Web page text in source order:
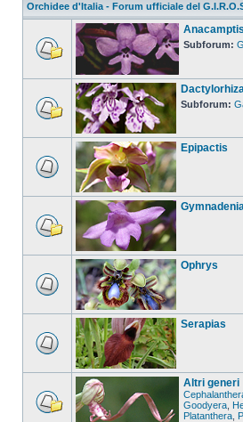
Orchidee d'Italia - Forum ufficiale del
Subforum:
Subforum:
Epipactis
Ophrys
Serapias
Altri generi
Goodyera
Platanthera